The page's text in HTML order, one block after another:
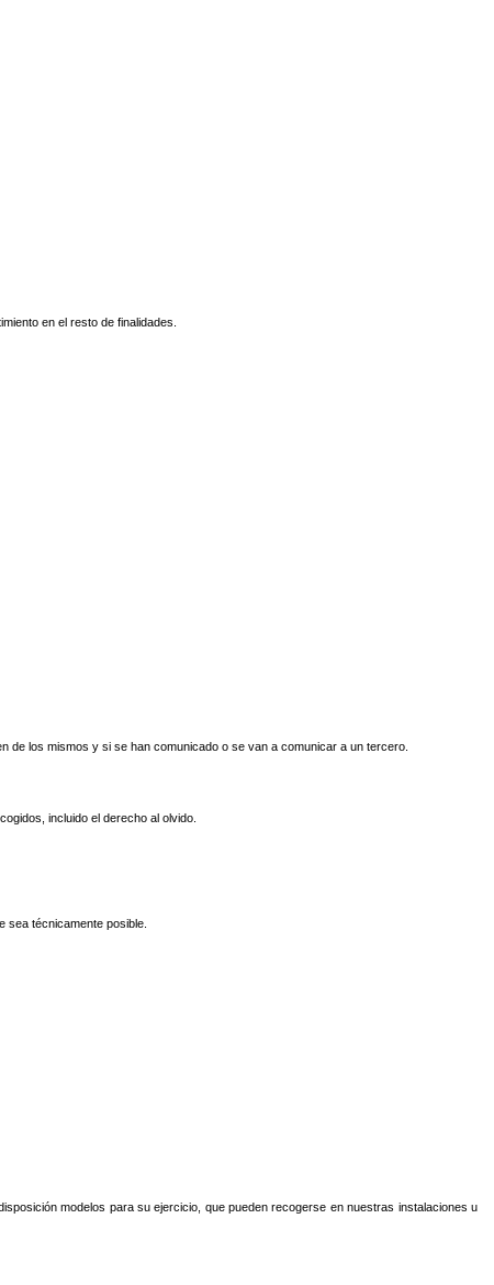
en el resto de finalidades.
de los mismos y si se han comunicado o se van a comunicar a un tercero.
incluido el derecho al olvido.
sea técnicamente posible.
modelos para su ejercicio, que pueden recogerse en nuestras instalaciones u